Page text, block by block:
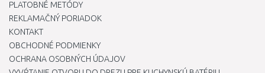
PLATOBNÉ METÓDY
REKLAMAČNÝ PORIADOK
KONTAKT
OBCHODNÉ PODMIENKY
OCHRANA OSOBNÝCH ÚDAJOV